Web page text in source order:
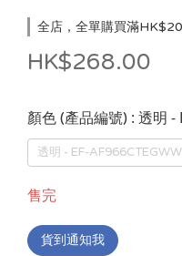
全店，全單購買滿
HK$268.00
顏色 (產品編號) : 透明 -
透明 - EF-AF966CTEGWW
售完
貨到通知我